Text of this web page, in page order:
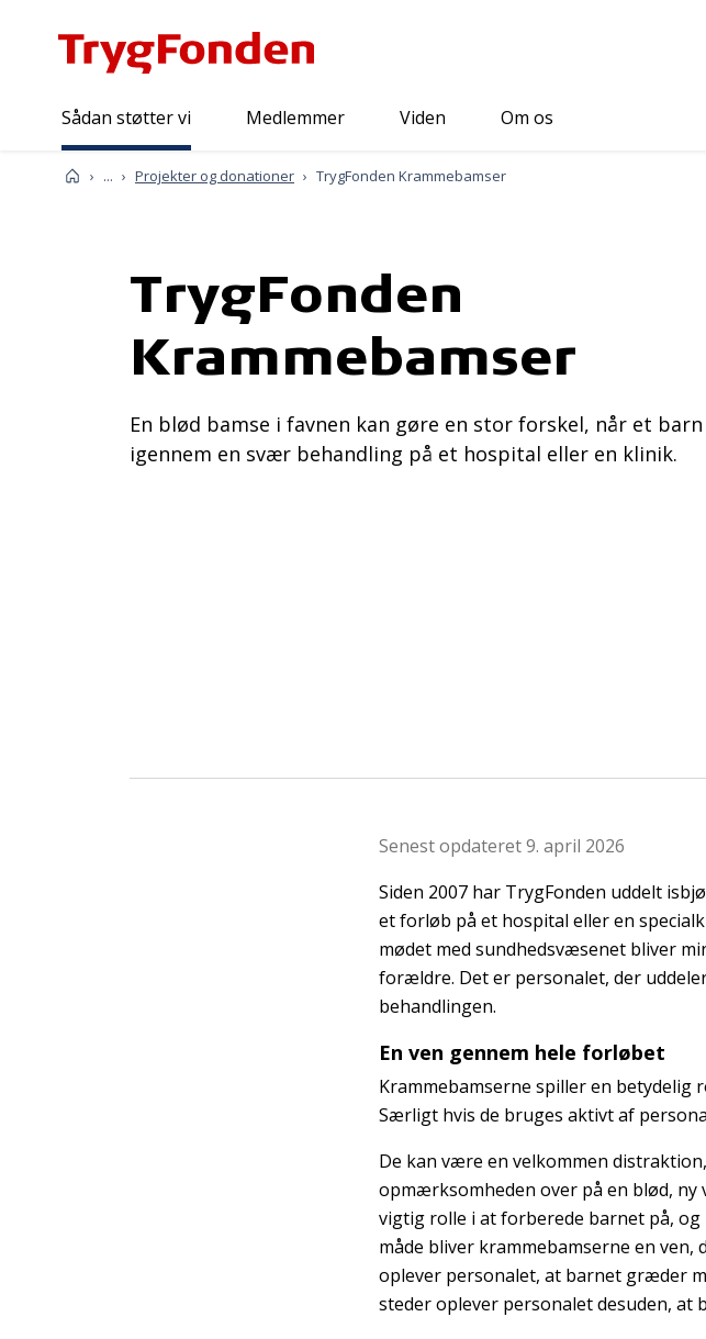
Sådan støtter vi Medlemmer Viden Om os
Forside
...
Sådan støtter viProjekter og donationer TrygFonden Krammebamser
TrygFonden
Krammebamser
En blød bamse i favnen kan gøre en stor forskel, når et barn
igennem en svær behandling på et hospital eller en klinik.
Senest opdateret 9. april 2026
Siden 2007 har TrygFonden uddelt
et forløb på et hospital eller en
mødet med sundhedsvæsenet bliver
forældre. Det er personalet, der
behandlingen.
En ven gennem hele forløbet
Krammebamserne spiller en
Særligt hvis de bruges aktivt af
De kan være en velkommen
opmærksomheden over på en blød, ny
vigtig rolle i at forberede barnet på, og
måde bliver krammebamserne en ven,
oplever personalet, at barnet græder
steder oplever personalet desuden, at